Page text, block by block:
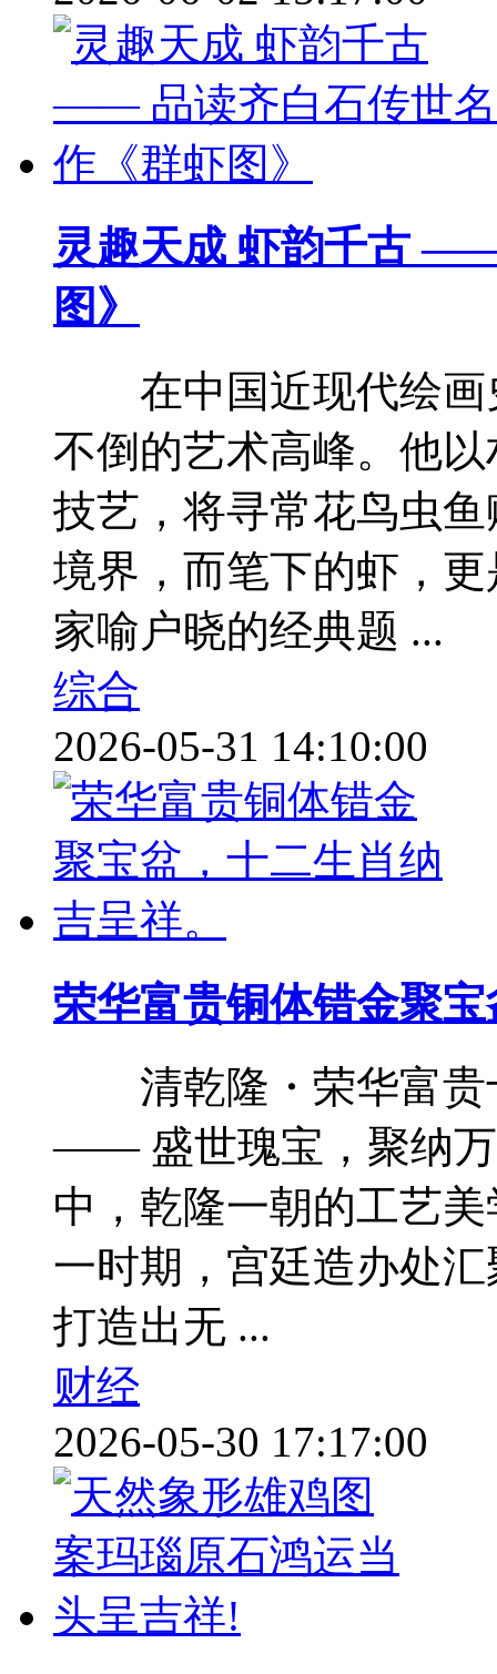
灵趣天成 虾韵千古
图》
在中国近现代绘画
不倒的艺术高峰。他
技艺，将寻常花鸟虫
境界，而笔下的虾，
家喻户晓的经典题 ...
综合
2026-05-31 14:10:00
荣华富贵铜体错金聚
清乾隆・荣华富贵
—— 盛世瑰宝，聚纳万
中，乾隆一朝的工艺
一时期，宫廷造办处
打造出无 ...
财经
2026-05-30 17:17:00